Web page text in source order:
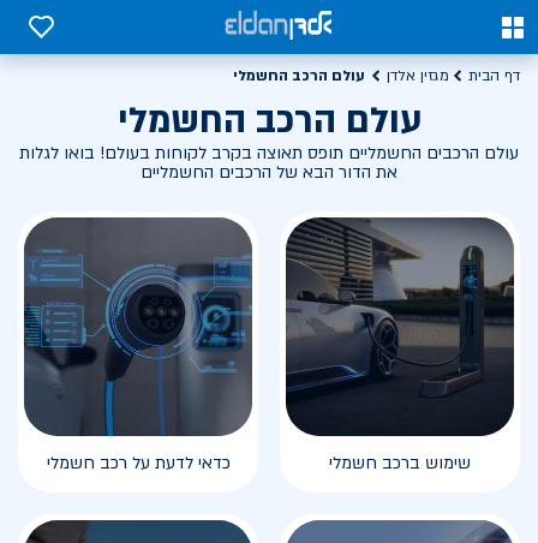
0
0
דף הבית מגזין אלדן עולם הרכב החשמלי
עולם הרכב החשמלי
עולם הרכבים החשמליים תופס תאוצה בקרב לקוחות בעולם! בואו לגלות
את הדור הבא של הרכבים החשמליים
שימוש ברכב חשמלי כדאי לדעת על רכב חשמלי